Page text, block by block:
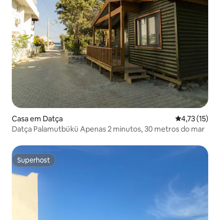
Casa em Datça
4,73 (15)
Datça Palamutbükü Apenas 2 minutos, 30 metros do mar
Superhost
Superhost